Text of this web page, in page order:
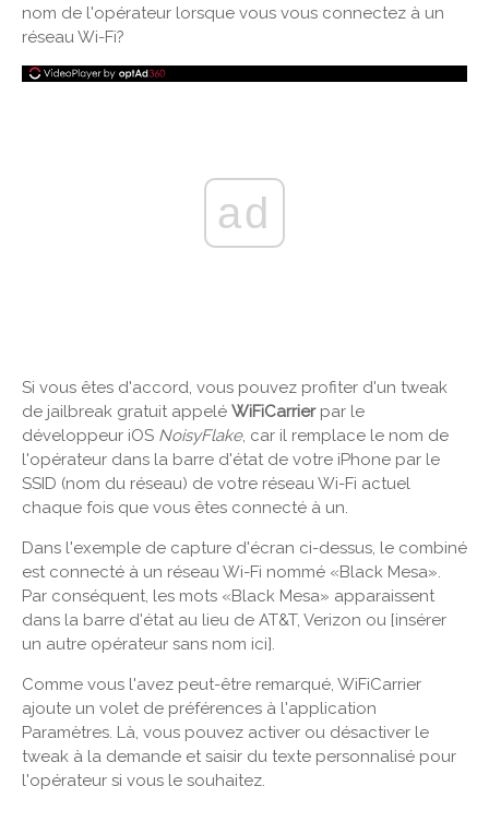
nom de l'opérateur lorsque vous vous connectez à un
réseau Wi-Fi?
ad
Si vous êtes d'accord, vous pouvez profiter d'un tweak
de jailbreak gratuit appelé WiFiCarrierpar le
développeur iOS NoisyFlake, car il remplace le nom de
l'opérateur dans la barre d'état de votre iPhone par le
SSID (nom du réseau) de votre réseau Wi-Fi actuel
chaque fois que vous êtes connecté à un.
Dans l'exemple de capture d'écran ci-dessus, le combiné
est connecté à un réseau Wi-Fi nommé «Black Mesa».
Par conséquent, les mots «Black Mesa» apparaissent
dans la barre d'état au lieu de AT&T, Verizon ou [insérer
un autre opérateur sans nom ici].
Comme vous l'avez peut-être remarqué, WiFiCarrier
ajoute un volet de préférences à l'application
Paramètres. Là, vous pouvez activer ou désactiver le
tweak à la demande et saisir du texte personnalisé pour
l'opérateur si vous le souhaitez.